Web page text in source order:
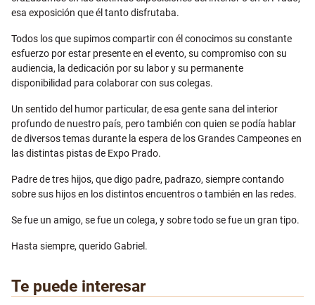
esa exposición que él tanto disfrutaba.
Todos los que supimos compartir con él conocimos su constante
esfuerzo por estar presente en el evento, su compromiso con su
audiencia, la dedicación por su labor y su permanente
disponibilidad para colaborar con sus colegas.
Un sentido del humor particular, de esa gente sana del interior
profundo de nuestro país, pero también con quien se podía hablar
de diversos temas durante la espera de los Grandes Campeones en
las distintas pistas de Expo Prado.
Padre de tres hijos, que digo padre, padrazo, siempre contando
sobre sus hijos en los distintos encuentros o también en las redes.
Se fue un amigo, se fue un colega, y sobre todo se fue un gran tipo.
Hasta siempre, querido Gabriel.
Te puede interesar